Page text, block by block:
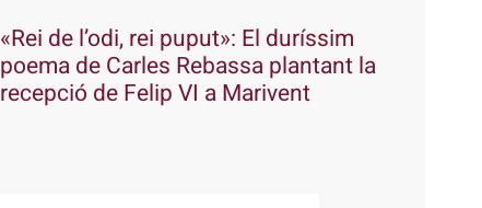
«Rei de l’odi, rei puput»: El duríssim
poema de Carles Rebassa plantant la
recepció de Felip VI a Marivent